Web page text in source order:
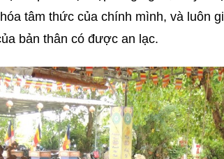
tâm thức của chính mình, và luôn
bản thân có được an lạc.